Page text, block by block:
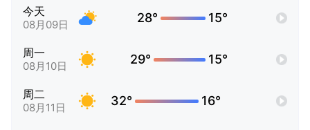
今天
08月09日 28° 15°
周一
08月10日 29° 15°
周二
08月11日 32° 16°